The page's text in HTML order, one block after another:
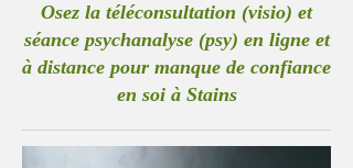
Osez la téléconsultation (visio) et
séance psychanalyse (psy) en ligne et
à distance pour manque de confiance
en soi à Stains